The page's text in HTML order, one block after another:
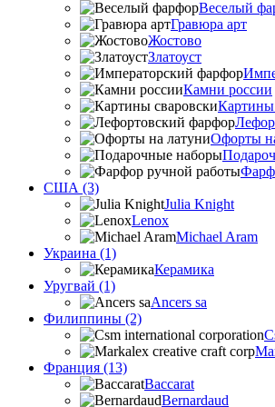
Веселый
Гравюра арт
Жостово
Златоуст
Камни россии
Картины
Офорты
США (3)
Julia Knight
Lenox
Michael Aram
Украина (1)
Керамика
Уругвай (1)
Ancers sa
Филиппины (2)
Франция (13)
Baccarat
Bernardaud